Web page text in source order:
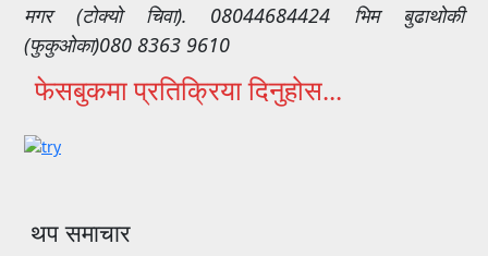
मगर (टोक्यो चिवा). 08044684424 भिम बुढाथोकी
(फुकुओका)080 8363 9610
फेसबुकमा प्रतिक्रिया दिनुहोस...
थप समाचार